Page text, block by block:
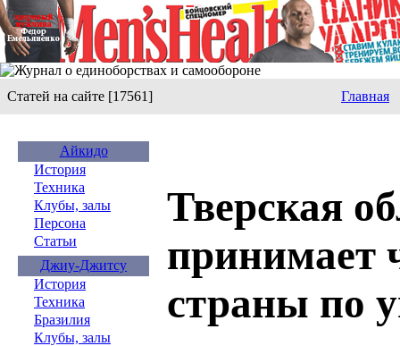
Статей на сайте [17561] Главная
Айкидо
История
Техника
Клубы, залы
Персона
Статьи
Джиу-Джитсу
История
Техника
Бразилия
Клубы, залы
Тверская
принимает
страны по